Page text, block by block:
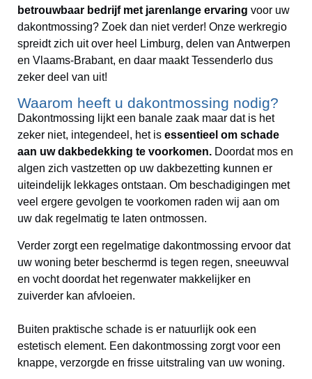
betrouwbaar bedrijf met jarenlange ervaring voor uw
dakontmossing? Zoek dan niet verder! Onze werkregio
spreidt zich uit over heel Limburg, delen van Antwerpen
en Vlaams-Brabant, en daar maakt Tessenderlo dus
zeker deel van uit!
Waarom heeft u dakontmossing nodig?
Dakontmossing lijkt een banale zaak maar dat is het
zeker niet, integendeel, het is essentieel om schade
aan uw dakbedekking te voorkomen. Doordat mos en
algen zich vastzetten op uw dakbezetting kunnen er
uiteindelijk lekkages ontstaan. Om beschadigingen met
veel ergere gevolgen te voorkomen raden wij aan om
uw dak regelmatig te laten ontmossen.
Verder zorgt een regelmatige dakontmossing ervoor dat
uw woning beter beschermd is tegen regen, sneeuwval
en vocht doordat het regenwater makkelijker en
zuiverder kan afvloeien.
Buiten praktische schade is er natuurlijk ook een
estetisch element. Een dakontmossing zorgt voor een
knappe, verzorgde en frisse uitstraling van uw woning.